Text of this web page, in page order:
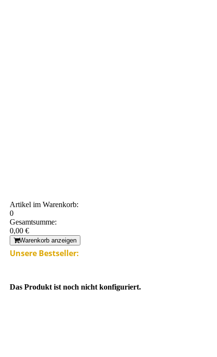
Artikel im Warenkorb:
0
Gesamtsumme:
0,00 €
Warenkorb anzeigen
Unsere Bestseller:
Das Produkt ist noch nicht konfiguriert.